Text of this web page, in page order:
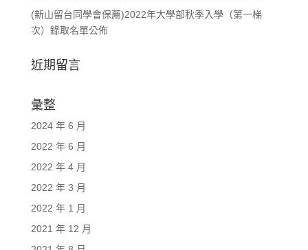
(新山留台同學會保薦)2022年大學部秋季入學（第一梯
次）錄取名單公佈
近期留言
彙整
2024 年 6 月
2022 年 6 月
2022 年 4 月
2022 年 3 月
2022 年 1 月
2021 年 12 月